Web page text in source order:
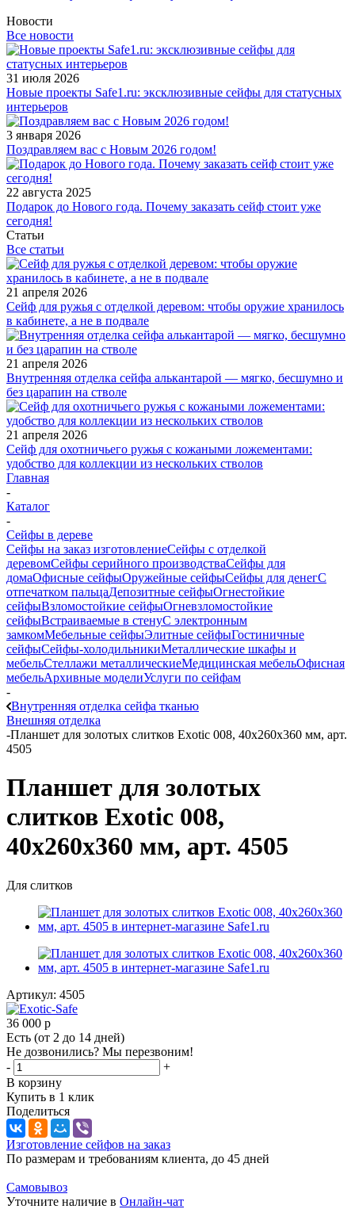
Новости
Все новости
31 июля 2026
Новые проекты Safe1.ru: эксклюзивные сейфы для статусных
интерьеров
3 января 2026
Поздравляем вас с Новым 2026 годом!
22 августа 2025
Подарок до Нового года. Почему заказать сейф стоит уже
сегодня!
Статьи
Все статьи
21 апреля 2026
Сейф для ружья с отделкой деревом: чтобы оружие хранилось
в кабинете, а не в подвале
21 апреля 2026
Внутренняя отделка сейфа алькантарой — мягко, бесшумно и
без царапин на стволе
21 апреля 2026
Сейф для охотничьего ружья с кожаными ложементами:
удобство для коллекции из нескольких стволов
Главная
-
Каталог
-
Сейфы в дереве
Сейфы на заказ изготовлениеСейфы с отделкой
деревомСейфы серийного производстваСейфы для
домаОфисные сейфыОружейные сейфыСейфы для денегС
отпечатком пальцаДепозитные сейфыОгнестойкие
сейфыВзломостойкие сейфыОгневзломостойкие
сейфыВстраиваемые в стенуС электронным
замкомМебельные сейфыЭлитные сейфыГостиничные
сейфыСейфы-холодильникиМеталлические шкафы и
мебельСтеллажи металлическиеМедицинская мебельОфисная
мебельАрхивные моделиУслуги по сейфам
-
Внутренняя отделка сейфа тканью
Внешняя отделка
-Планшет для золотых слитков Exotic 008, 40х260х360 мм, арт.
4505
Планшет для золотых
слитков Exotic 008,
40х260х360 мм, арт. 4505
Для слитков
Артикул: 4505
36 000 р
Есть (от 2 до 14 дней)
Не дозвонились? Мы перезвоним!
-
+
В корзину
Купить в 1 клик
Поделиться
Изготовление сейфов на заказ
По размерам и требованиям клиента, до 45 дней
Самовывоз
Уточните наличие в Онлайн-чат